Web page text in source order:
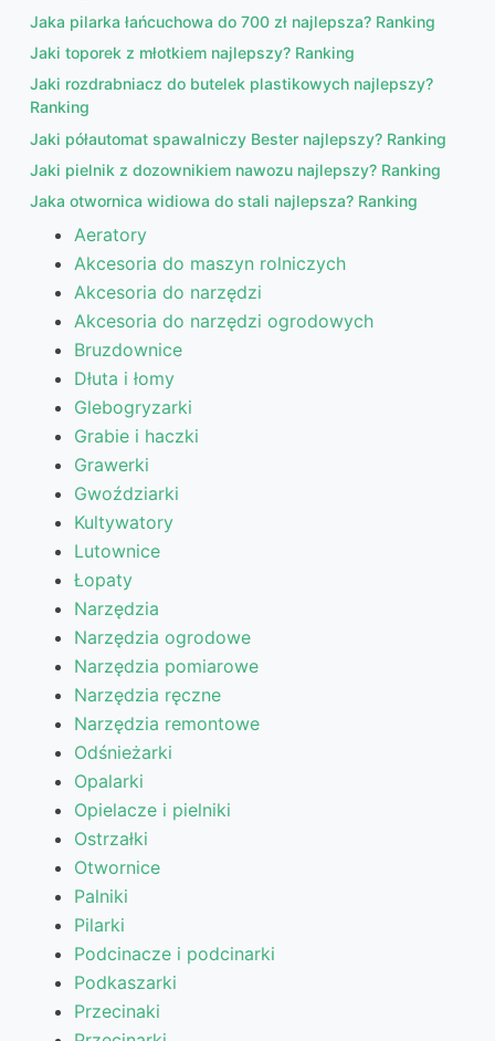
Jaka pilarka łańcuchowa do 700 zł najlepsza? Ranking
Jaki toporek z młotkiem najlepszy? Ranking
Jaki rozdrabniacz do butelek plastikowych najlepszy?
Ranking
Jaki półautomat spawalniczy Bester najlepszy? Ranking
Jaki pielnik z dozownikiem nawozu najlepszy? Ranking
Jaka otwornica widiowa do stali najlepsza? Ranking
Aeratory
Akcesoria do maszyn rolniczych
Akcesoria do narzędzi
Akcesoria do narzędzi ogrodowych
Bruzdownice
Dłuta i łomy
Glebogryzarki
Grabie i haczki
Grawerki
Gwoździarki
Kultywatory
Lutownice
Łopaty
Narzędzia
Narzędzia ogrodowe
Narzędzia pomiarowe
Narzędzia ręczne
Narzędzia remontowe
Odśnieżarki
Opalarki
Opielacze i pielniki
Ostrzałki
Otwornice
Palniki
Pilarki
Podcinacze i podcinarki
Podkaszarki
Przecinaki